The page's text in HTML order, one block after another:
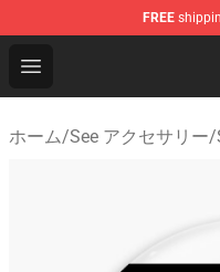
FREE
Open menu
See Shop - Official
ホーム/See アクセサリー/